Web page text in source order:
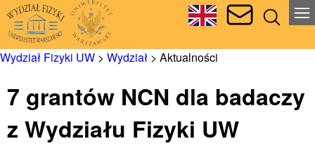
Wydział Fizyki UW > Wydział > Aktualności
7 grantów NCN dla badaczy
z Wydziału Fizyki UW